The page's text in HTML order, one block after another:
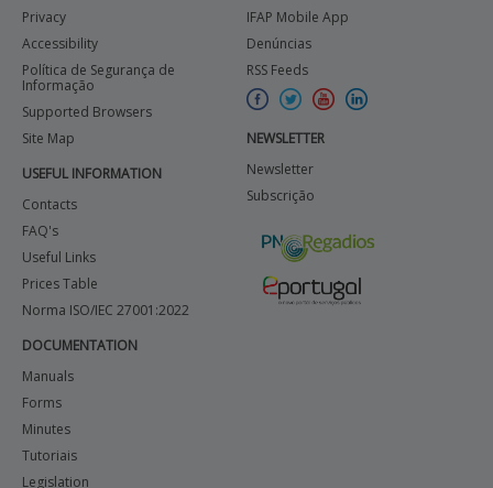
Privacy
Accessibility
Política de Segurança de
Informação
Supported Browsers
Site Map
USEFUL INFORMATION
Contacts
FAQ's
Useful Links
Prices Table
Norma ISO/IEC 27001:2022
DOCUMENTATION
Manuals
Forms
Minutes
Tutoriais
Legislation
IFAP Mobile App
Denúncias
RSS Feeds
NEWSLETTER
Newsletter
Subscrição